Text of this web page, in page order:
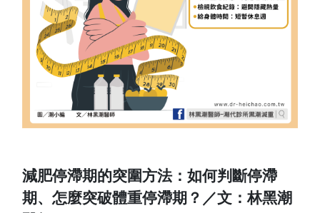
減肥停滯期的突圍方法：如何判斷停滯
期、怎麼突破體重停滯期？／文：林黑潮